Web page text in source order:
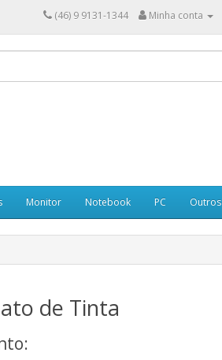
(46) 9 9131-1344 Minha conta
Monitor Notebook PC Outros
de Tinta